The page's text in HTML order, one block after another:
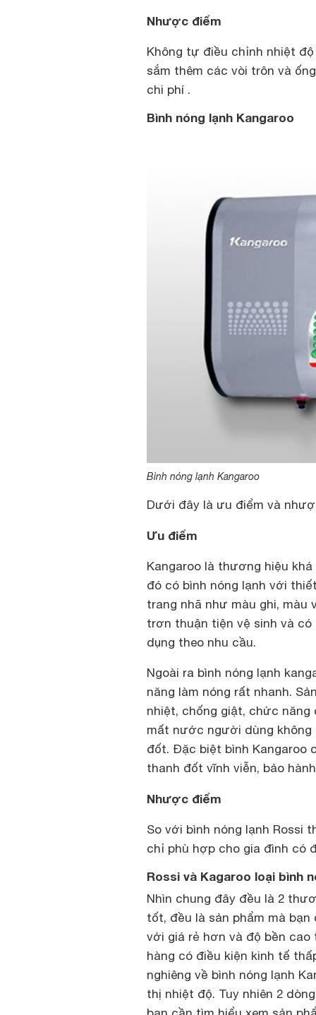
Nhược điểm
Không tự điều chỉnh nhiệt
sắm thêm các vòi trôn và
chi phí .
Bình nóng lạnh Kangaroo
Bình nóng lạnh Kangaroo
Dưới đây là ưu điểm và
Ưu điểm
Kangaroo là thương hiệu
đó có bình nóng lạnh với
trang nhã như màu ghi, màu
trơn thuận tiện vệ sinh và
dụng theo nhu cầu.
Ngoài ra bình nóng lạnh
năng làm nóng rất nhanh.
nhiệt, chống giật, chức
mất nước người dùng không
đốt. Đặc biệt bình Kangaroo
thanh đốt vĩnh viễn, bảo
Nhược điểm
So với bình nóng lạnh Rossi
chỉ phù hợp cho gia đình có
Rossi và Kagaroo loại bình
Nhìn chung đây đều là 2
tốt, đều là sản phẩm mà
với giá rẻ hơn và độ bền
hàng có điều kiện kinh tế
nghiêng về bình nóng lạnh
thị nhiệt độ. Tuy nhiên 2